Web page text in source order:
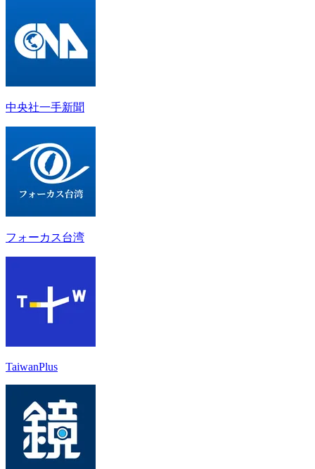
中央社一手新聞
フォーカス台湾
TaiwanPlus